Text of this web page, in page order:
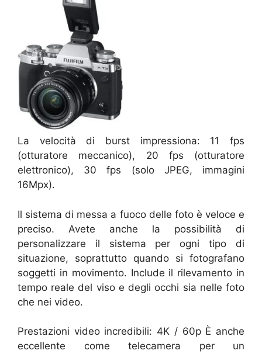
La velocità di burst impressiona: 11 fps
(otturatore meccanico), 20 fps (otturatore
elettronico), 30 fps (solo JPEG, immagini
16Mpx).
Il sistema di messa a fuoco delle foto è veloce e
preciso. Avete anche la possibilità di
personalizzare il sistema per ogni tipo di
situazione, soprattutto quando si fotografano
soggetti in movimento. Include il rilevamento in
tempo reale del viso e degli occhi sia nelle foto
che nei video.
Prestazioni video incredibili: 4K / 60p È anche
eccellente come telecamera per un